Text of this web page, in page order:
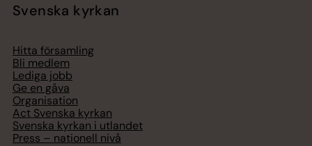
Svenska kyrkan
Hitta församling
Bli medlem
Lediga jobb
Ge en gåva
Organisation
Act Svenska kyrkan
Svenska kyrkan i utlandet
Press – nationell nivå